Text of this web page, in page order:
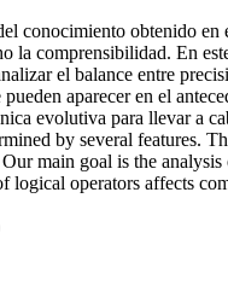
conocimiento obtenido
la comprensibilidad. En
el balance entre
aparecer en el
evolutiva para llevar a
by several features.
main goal is the
operators affects